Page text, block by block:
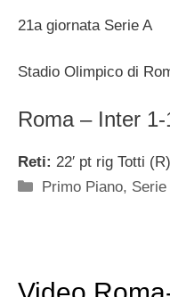
21a giornata Serie A
Stadio Olimpico di
Roma – Inter 1-
Reti: 22′ pt rig Totti
Categorie
Primo Piano, Serie